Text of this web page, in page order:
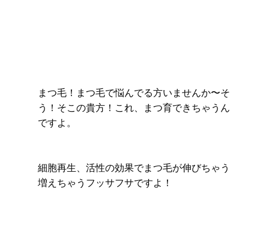
まつ毛！まつ毛で悩んでる方いませんか〜そ
う！そこの貴方！これ、まつ育できちゃうん
ですよ。
細胞再生、活性の効果でまつ毛が伸びちゃう
増えちゃうフッサフサですよ！